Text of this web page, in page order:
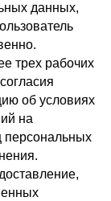
данных,
трех рабочих
об условиях
на
персональных